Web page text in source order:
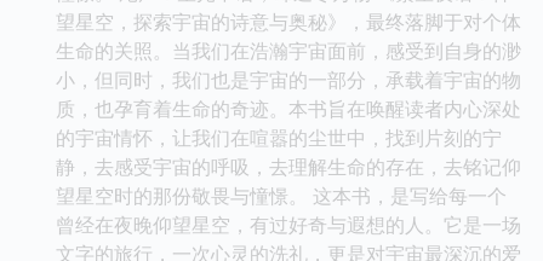
望星空，探索宇宙的诗意与奥秘》，最终落脚于对个体
生命的关照。当我们在浩瀚宇宙面前，感受到自身的渺
小，但同时，我们也是宇宙的一部分，承载着宇宙的物
质，也孕育着生命的奇迹。本书旨在唤醒读者内心深处
的宇宙情怀，让我们在喧嚣的尘世中，找到片刻的宁
静，去感受宇宙的呼吸，去理解生命的存在，去铭记仰
望星空时的那份敬畏与憧憬。 这本书，是写给每一个
曾经在夜晚仰望星空，有过好奇与遐想的人。它是一场
文字的旅行，一次心灵的洗礼，更是对宇宙最深沉的爱